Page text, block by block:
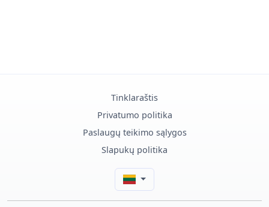
Tinklaraštis
Privatumo politika
Paslaugų teikimo sąlygos
Slapukų politika